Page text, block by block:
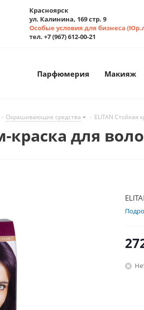
Красноярск
ул. Калинина, 169 стр. 9
Особые условия для бизнеса
тел. +7 (967) 612-00-21
Парфюмерия Макияж
- Окрашивающие средства - ELITAN Стойкая
краска для